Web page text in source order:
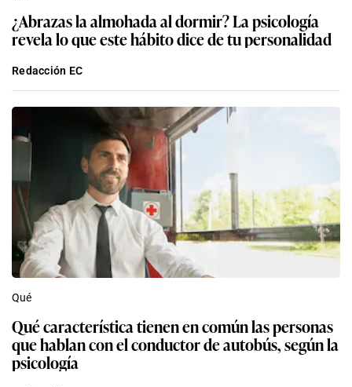
¿Abrazas la almohada al dormir? La psicología
revela lo que este hábito dice de tu personalidad
Redacción EC
Qué
Qué característica tienen en común las personas
que hablan con el conductor de autobús, según la
psicología